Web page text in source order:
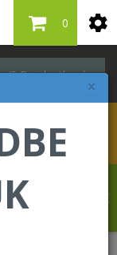
×
Bejelentkezés
0
a Forever